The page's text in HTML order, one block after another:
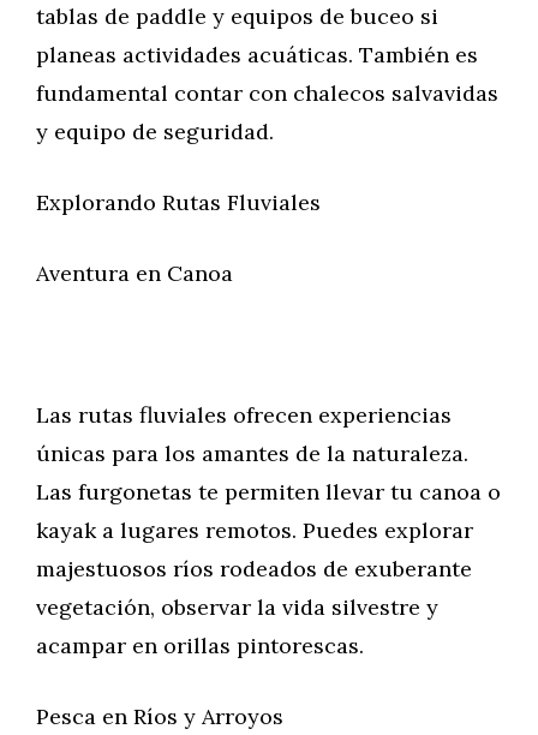
tablas de paddle y equipos de buceo si
planeas actividades acuáticas. También es
fundamental contar con chalecos salvavidas
y equipo de seguridad.
Explorando Rutas Fluviales
Aventura en Canoa
Las rutas fluviales ofrecen experiencias
únicas para los amantes de la naturaleza.
Las furgonetas te permiten llevar tu canoa o
kayak a lugares remotos. Puedes explorar
majestuosos ríos rodeados de exuberante
vegetación, observar la vida silvestre y
acampar en orillas pintorescas.
Pesca en Ríos y Arroyos